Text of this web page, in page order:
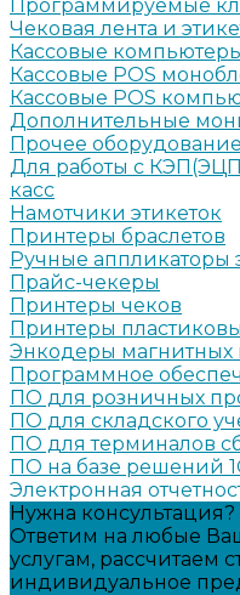
Программируемые
Чековая лента и
Кассовые
Кассовые POS
Кассовые POS
Дополнительные
Прочее оборудование
Для работы с
касс
Намотчики этикеток
Принтеры браслетов
Ручные аппликаторы
Прайс-чекеры
Принтеры чеков
Принтеры
Энкодеры магнитных
Программное
ПО для розничных
ПО для складского
ПО для терминалов
ПО на базе решений
Электронная
Нужна консультация?
Ответим на любые
услугам, рассчитаем
индивидуальное